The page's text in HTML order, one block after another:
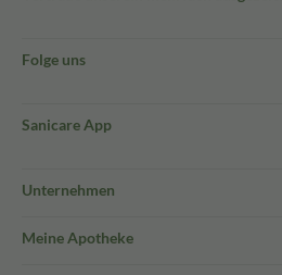
Folge uns
Sanicare App
Unternehmen
Meine Apotheke